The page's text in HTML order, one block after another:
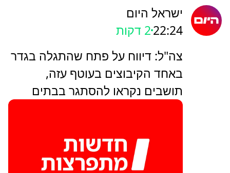
ישראל היום
22:242 דקות
צה"ל: דיווח על פתח שהתגלה בגדר
באחד הקיבוצים בעוטף עזה,
תושבים נקראו להסתגר בבתים